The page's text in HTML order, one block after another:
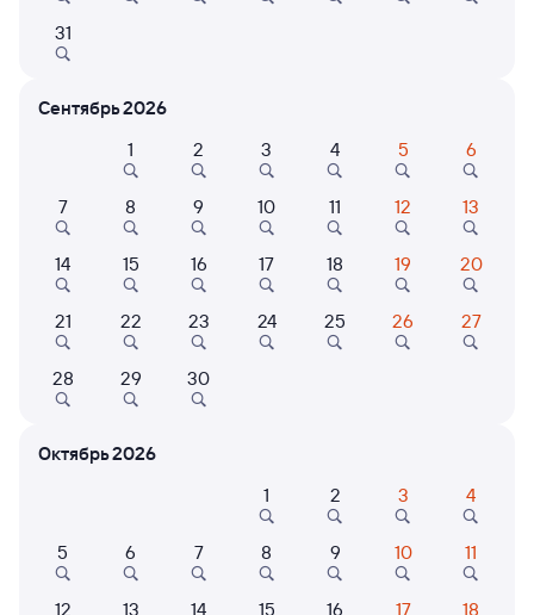
Расписание поездов
Шафраново — Нижнеудинск
Нет рейсов по этому маршруту
Путешественникам нравятся эти варианты
31
Сентябрь 2026
1
2 3 4 5 6
7 8 9 10 11 12 13
14 15 16 17 18 19 20
21 22 23 24 25 26 27
28 29 30
Октябрь 2026
1
2 3 4
5 6 7 8 9 10 11
12 13 14 15 16 17 18